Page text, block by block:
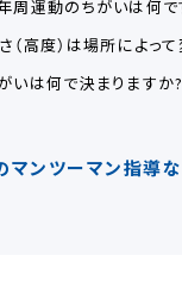
周運動のちがいは何で
（高度）は場所によっ
いは何で決まりますか?
マンツーマン指導